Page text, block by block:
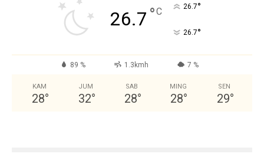
26.7 °C 26.7°
26.7°
89 % 1.3kmh 7 %
KAM
28°
JUM
32°
SAB
28°
MING
28°
SEN
29°